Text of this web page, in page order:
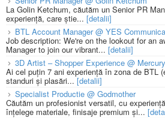
La Golin Ketchum, căutăm un Senior PR
experiență, care știe... [detalii]
BTL Account Manager @ YES
Job description: We're on the lookout for an
Manager to join our vibrant... [detalii]
3D Artist – Shopper Experience @
Ai cel puțin 7 ani experiență în zona de BTL
standuri și plasări...[detalii]
Specialist Productie @ Godmother
Căutăm un profesionist versatil, cu
înțelege materiale, finisaje premium și...